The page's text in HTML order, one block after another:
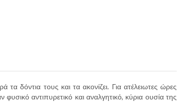
τα δόντια τους και τα ακονίζει. Για ατέλειωτες ώρες
αντιπυρετικό και αναλγητικό, κύρια ουσία της